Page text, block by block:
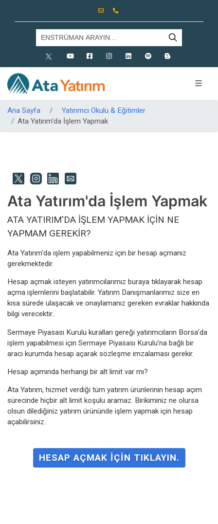
X Youtube FacebookInstagramLinkedinSpotify
Ana Sayfa
Yatırımcı Okulu & Eğitimler
Ata Yatırım'da İşlem Yapmak
Ata Yatırım'da İşlem Yapmak
ATA YATIRIM'DA İŞLEM YAPMAK İÇİN NE
YAPMAM GEREKİR?
Ata Yatırım'da işlem yapabilmeniz için bir hesap açmanız
gerekmektedir.
Hesap açmak isteyen yatırımcılarımız buraya tıklayarak hesap
açma işlemlerini başlatabilir. Yatırım Danışmanlarımız size en
kısa sürede ulaşacak ve onaylamanız gereken evraklar hakkında
bilgi verecektir..
Sermaye Piyasası Kurulu kuralları gereği yatırımcıların Borsa’da
işlem yapabilmesi için Sermaye Piyasası Kurulu’na bağlı bir
aracı kurumda hesap açarak sözleşme imzalaması gerekir.
Hesap açımında herhangi bir alt limit var mı?
Ata Yatırım, hizmet verdiği tüm yatırım ürünlerinin hesap açım
sürecinde hiçbir alt limit koşulu aramaz. Birikiminiz ne olursa
olsun dilediğiniz yatırım ürününde işlem yapmak için hesap
açabilirsiniz..
HESAP AÇMAK IÇIN TIKLAYIN.